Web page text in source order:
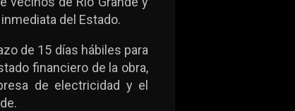
del Estado.
de 15 días hábiles para
financiero de la obra,
de electricidad y el